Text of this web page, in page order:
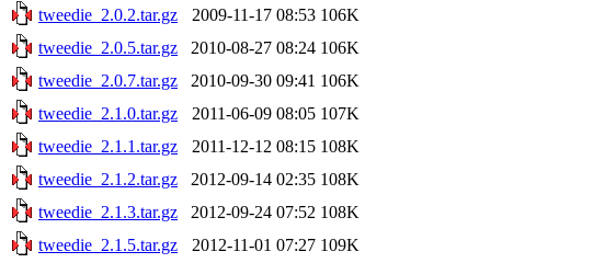
tweedie_2.0.2.tar.gz
2009-11-17 08:53 106K
tweedie_2.0.5.tar.gz
2010-08-27 08:24 106K
tweedie_2.0.7.tar.gz
2010-09-30 09:41 106K
tweedie_2.1.0.tar.gz
2011-06-09 08:05 107K
tweedie_2.1.1.tar.gz
2011-12-12 08:15 108K
tweedie_2.1.2.tar.gz
2012-09-14 02:35 108K
tweedie_2.1.3.tar.gz
2012-09-24 07:52 108K
tweedie_2.1.5.tar.gz
2012-11-01 07:27 109K